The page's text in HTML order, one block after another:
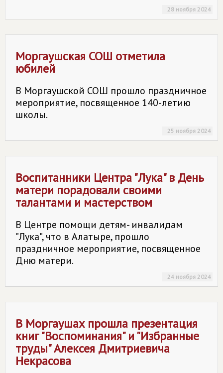
28 ноября 2024
Моргаушская СОШ отметила
юбилей
В Моргаушской СОШ прошло праздничное
мероприятие, посвященное 140-летию
школы.
25 ноября 2024
Воспитанники Центра "Лука" в День
матери порадовали своими
талантами и мастерством
В Центре помощи детям- инвалидам
"Лука", что в Алатыре, прошло
праздничное мероприятие, посвященное
Дню матери.
24 ноября 2024
В Моргаушах прошла презентация
книг "Воспоминания" и "Избранные
труды" Алексея Дмитриевича
Некрасова